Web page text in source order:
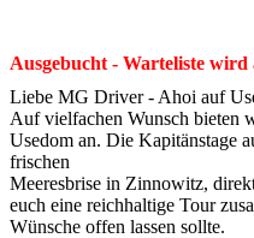
Ausgebucht - Warteliste wird
Liebe MG Driver - Ahoi auf
Auf vielfachen Wunsch bieten
Usedom an. Die Kapitänstage
frischen
Meeresbrise in Zinnowitz,
euch eine reichhaltige Tour
Wünsche offen lassen sollte.